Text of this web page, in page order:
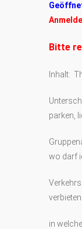
Bitte
Inhalt:
parken,
wo darf
verbieten.
in